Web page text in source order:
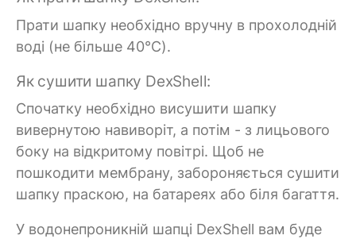
Прати шапку необхідно вручну в прохолодній
воді (не більше 40°C).
Як сушити шапку DexShell:
Спочатку необхідно висушити шапку
вивернутою навиворіт, а потім - з лицьового
боку на відкритому повітрі. Щоб не
пошкодити мембрану, забороняється сушити
шапку праскою, на батареях або біля багаття.
У водонепроникній шапці DexShell вам буде